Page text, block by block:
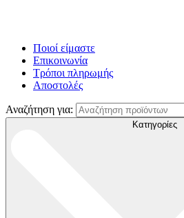
Ποιοί είμαστε
Επικοινωνία
Τρόποι πληρωμής
Αποστολές
Αναζήτηση για:
Κατηγορίες